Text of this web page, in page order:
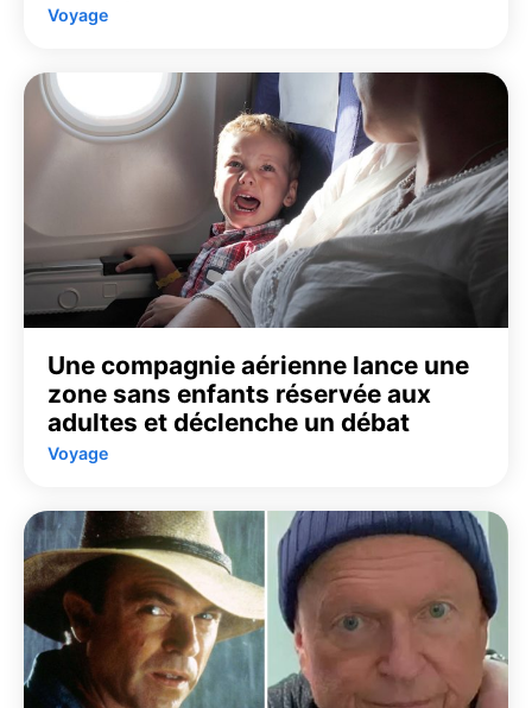
Voyage
Une compagnie aérienne lance une
zone sans enfants réservée aux
adultes et déclenche un débat
Voyage